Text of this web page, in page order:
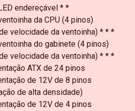
endereçável * *
da CPU (4 pinos)
velocidade da ventoinha) * * *
do gabinete (4 pinos)
velocidade da ventoinha) * * *
ATX de 24 pinos
de 12V de 8 pinos
de alta densidade)
de 12V de 4 pinos